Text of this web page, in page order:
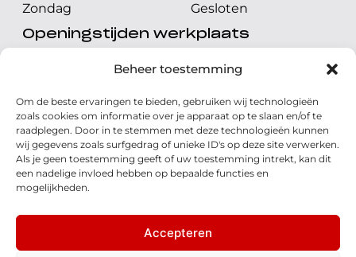
Beheer toestemming
Om de beste ervaringen te bieden, gebruiken wij technologieën
zoals cookies om informatie over je apparaat op te slaan en/of te
raadplegen. Door in te stemmen met deze technologieën kunnen
wij gegevens zoals surfgedrag of unieke ID's op deze site verwerken.
Als je geen toestemming geeft of uw toestemming intrekt, kan dit
een nadelige invloed hebben op bepaalde functies en
mogelijkheden.
Accepteren
Zondag
Gesloten
Openingstijden werkplaats
Maandag t/m vrijdag
08.00 tot 17.00 uur
Zondag
Gesloten
Volg ons